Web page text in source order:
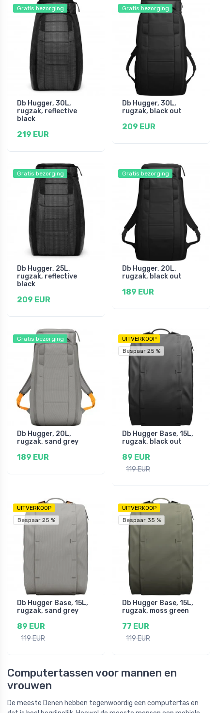
Gratis bezorging
Db Hugger, 30L,
rugzak, reflective
black
219 EUR
Gratis bezorging
Db Hugger, 30L,
rugzak, black out
209 EUR
Gratis bezorging
Db Hugger, 25L,
rugzak, reflective
black
209 EUR
Gratis bezorging
Db Hugger, 20L,
rugzak, black out
189 EUR
Gratis bezorging
Db Hugger, 20L,
rugzak, sand grey
189 EUR
UITVERKOOP
Bespaar 25 %
Db Hugger Base, 15L,
rugzak, black out
89 EUR
119 EUR
UITVERKOOP
Bespaar 25 %
Db Hugger Base, 15L,
rugzak, sand grey
89 EUR
119 EUR
UITVERKOOP
Bespaar 35 %
Db Hugger Base, 15L,
rugzak, moss green
77 EUR
119 EUR
Computertassen voor mannen en
vrouwen
De meeste Denen hebben tegenwoordig een computertas en